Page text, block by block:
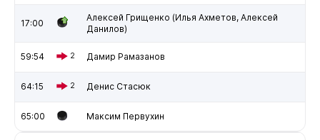
17:00
Алексей Грищенко (Илья Ахметов, Алексей
Данилов)
59:54 2 Дамир Рамазанов
64:15 2 Денис Стасюк
65:00 Максим Первухин